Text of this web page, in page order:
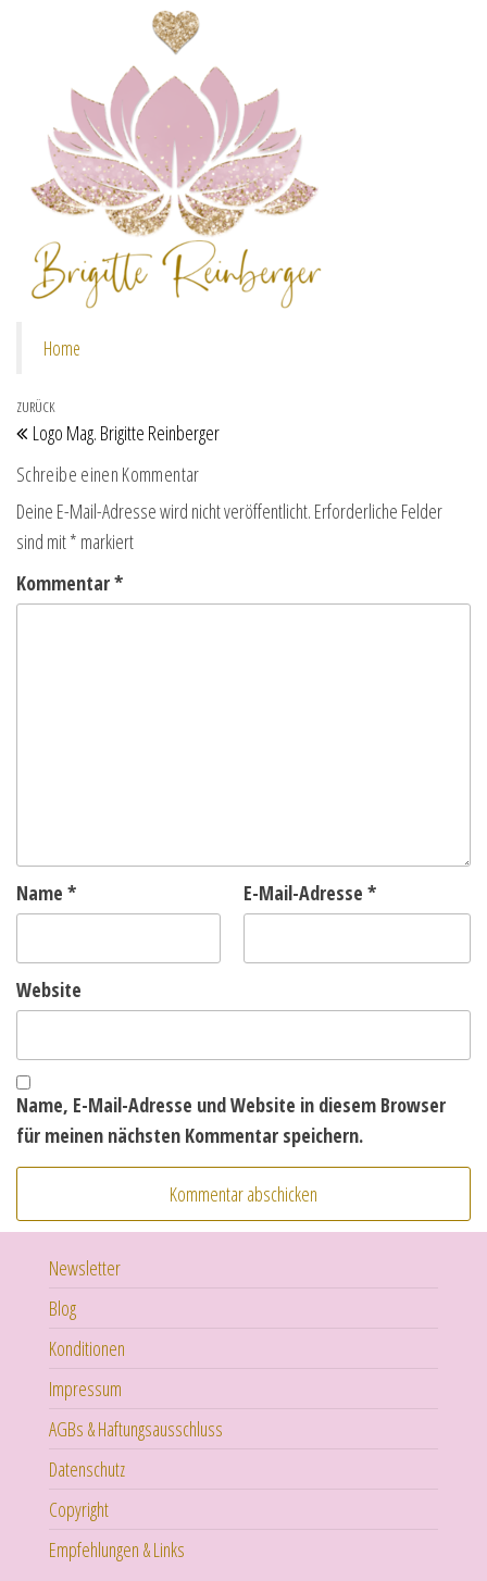
Home
Beitragsnavigation
Vorheriger Beitrag
ZURÜCK
Logo Mag. Brigitte Reinberger
Schreibe einen Kommentar
Deine E-Mail-Adresse wird nicht veröffentlicht. Erforderliche Felder
sind mit* markiert
Kommentar*
Name * E-Mail-Adresse *
Website
Name, E-Mail-Adresse und Website in diesem Browser
für meinen nächsten Kommentar speichern.
Newsletter
Blog
Konditionen
Impressum
AGBs & Haftungsausschluss
Datenschutz
Copyright
Empfehlungen & Links